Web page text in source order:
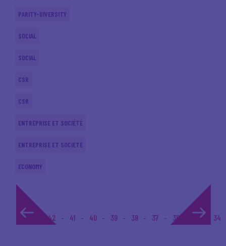
PARITY-DIVERSITY
SOCIAL
SOCIAL
CSR
CSR
ENTREPRISE ET SOCIÉTÉ
ENTREPRISE ET SOCIÉTÉ
ECONOMY
1... 42 41 40 39 38 37 36 35 34